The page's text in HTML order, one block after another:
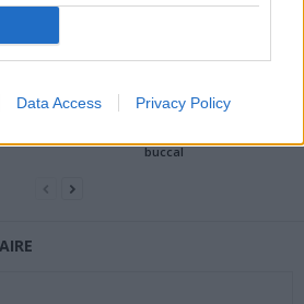
Data Access Privacy Policy
du 12 août :
Un chewing-gum
buccal